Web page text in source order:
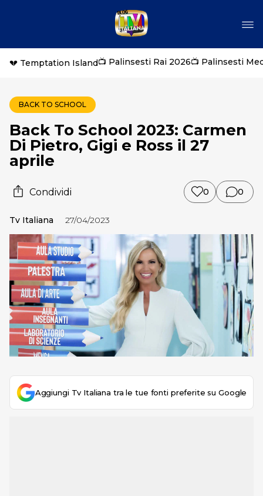
💔 Temptation Island📺 Palinsesti Rai 2026📺 Palinsesti
BACK TO SCHOOL
Back To School 2023: Carmen
Di Pietro, Gigi e Ross il 27
aprile
Condividi 0 0
Tv Italiana 27/04/2023
Aggiungi Tv Italiana tra le tue fonti preferite su Google